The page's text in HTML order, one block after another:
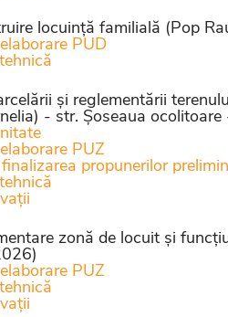
locuință familială (Pop
PUD
și reglementării
- str. Șoseaua ocolitoare
PUZ
propunerilor
zonă de locuit și
PUZ